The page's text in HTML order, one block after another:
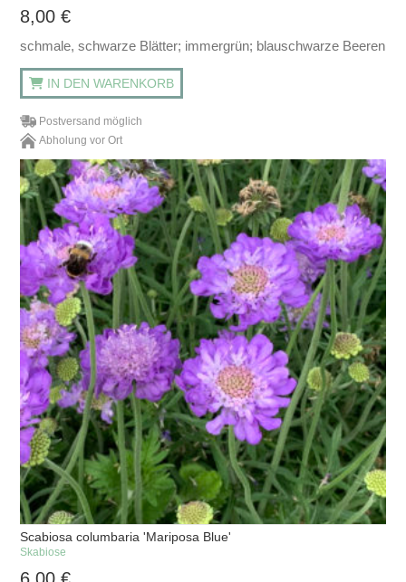
8,00€
schmale, schwarze Blätter; immergrün; blauschwarze Beeren
IN DEN WARENKORB
Postversand möglich
Abholung vor Ort
Scabiosa columbaria 'Mariposa Blue'
Skabiose